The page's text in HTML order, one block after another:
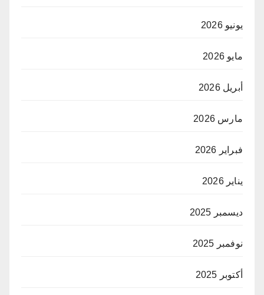
يونيو 2026
مايو 2026
أبريل 2026
مارس 2026
فبراير 2026
يناير 2026
ديسمبر 2025
نوفمبر 2025
أكتوبر 2025